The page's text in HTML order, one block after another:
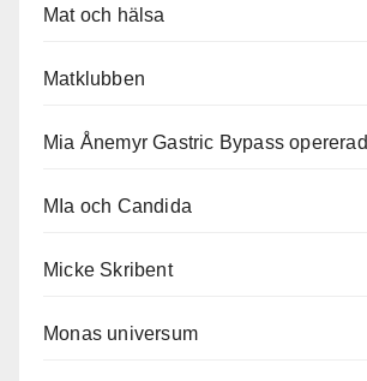
Mat och hälsa
Matklubben
Mia Ånemyr Gastric Bypass opererad
MIa och Candida
Micke Skribent
Monas universum